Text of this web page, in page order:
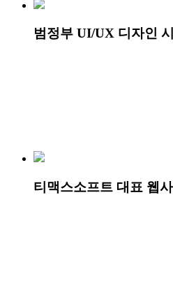
범정부 UI/UX 디자인
티맥스소프트 대표 웹